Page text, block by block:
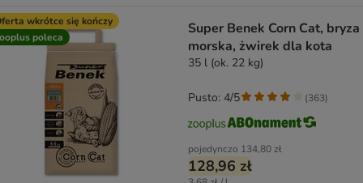
wkrótce się kończy
poleca
Super Benek Corn Cat, bryza
morska, żwirek dla kota
35 l (ok. 22 kg)
pojedynczo 134,80 zł
128,96 zł
Pusto: 4/5 (363)